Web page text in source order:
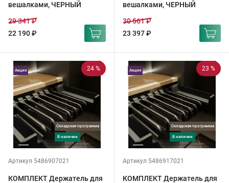
вешалками, ЧЕРНЫЙ
22 190 ₽
29 341 ₽
вешалками, ЧЕРНЫЙ
23 397 ₽
30 561 ₽
24 %
Складская программа
в наличии
Акция
Артикул 5486907021
КОМПЛЕКТ Держатель для
23 %
Складская программа
в наличии
Акция
Артикул 5486917021
КОМПЛЕКТ Держатель для